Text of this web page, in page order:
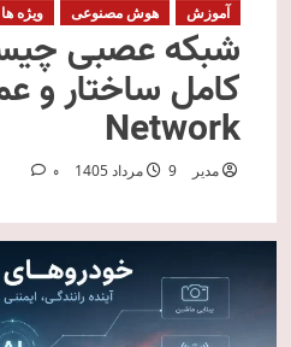
آموزش هوش مصنوعی ویژه ها
شبکه عصبی
Network
مدیر 9 مرداد 1405 0